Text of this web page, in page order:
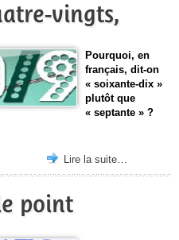
vingts,
Pourquoi, en
français, dit-on
« soixante-dix »
plutôt que
« septante » ?
Lire la suite…
point